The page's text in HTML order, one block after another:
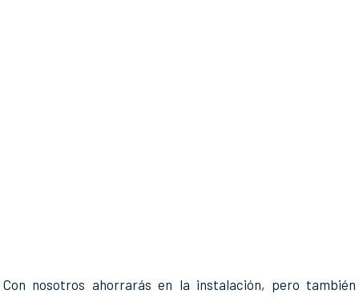
Con nosotros ahorrarás en la instalación, pero también